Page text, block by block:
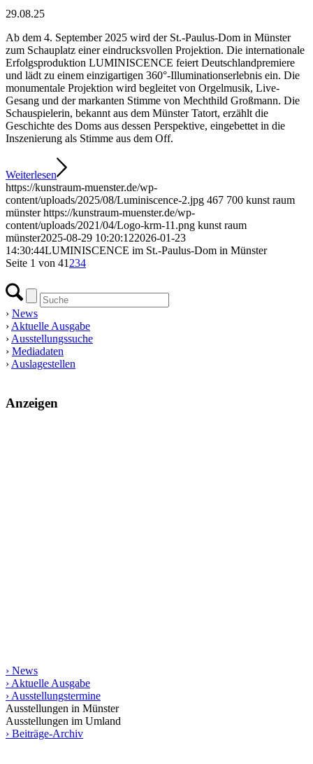
29.08.25
Ab dem 4. September 2025 wird der St.-Paulus-Dom in Münster
zum Schauplatz einer eindrucksvollen Projektion. Die internationale
Erfolgsproduktion LUMINISCENCE feiert Deutschlandpremiere
und lädt zu einem einzigartigen 360°-Illuminationserlebnis ein. Die
monumentale Projektion wird begleitet von Orgelmusik, Live-
Gesang und der markanten Stimme von Mechthild Großmann. Die
Schauspielerin, bekannt aus dem Münster Tatort, erzählt die
Geschichte des Doms aus dessen Perspektive, eingebettet in die
Inszenierung als Stimme aus dem Off.
Weiterlesen
https://kunstraum-muenster.de/wp-
content/uploads/2025/08/Luminiscence-2.jpg 467 700 kunst raum
münster https://kunstraum-muenster.de/wp-
content/uploads/2021/04/Logo-krm-11.png kunst raum
münster2025-08-29 10:20:122026-01-23
14:30:44LUMINISCENCE im St.-Paulus-Dom in Münster
Seite 1 von 41 234
› News
› Aktuelle Ausgabe
› Ausstellungssuche
› Mediadaten
› Auslagestellen
Anzeigen
› News
› Aktuelle Ausgabe
› Ausstellungstermine
Ausstellungen in Münster
Ausstellungen im Umland
› Beiträge-Archiv